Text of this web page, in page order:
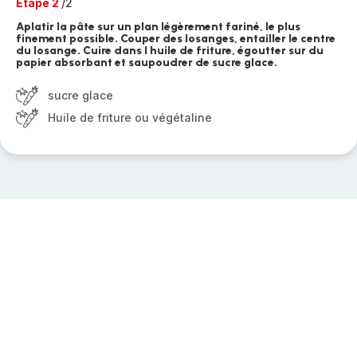
Etape 2 /2
Aplatir la pâte sur un plan légèrement fariné, le plus
finement possible. Couper des losanges, entailler le centre
du losange. Cuire dans l huile de friture, égoutter sur du
papier absorbant et saupoudrer de sucre glace.
sucre glace
Huile de friture ou végétaline